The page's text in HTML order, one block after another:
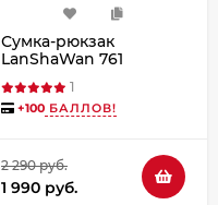
Сумка-рюкзак
LanShaWan 761
1
+100 БАЛЛОВ!
2 290 руб.
1 990 руб.